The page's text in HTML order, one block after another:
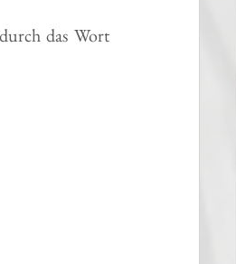
das Wort